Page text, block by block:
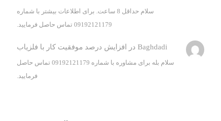
سلام حداقل 8 ساعت. برای اطلاعات بیشتر با شماره
09192121179 تماس حاصل فرمایید.
Baghdadi در افزایش درصد موفقیت کار با فلزیاب
سلام بله برای مشاوره با شماره 09192121179 تماس حاصل
فرمایید.